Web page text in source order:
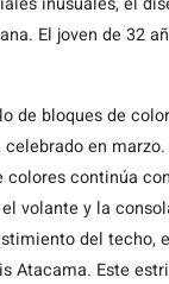
El joven de 32
de bloques de
en
continúa
volante y la
del techo,
Atacama. Este